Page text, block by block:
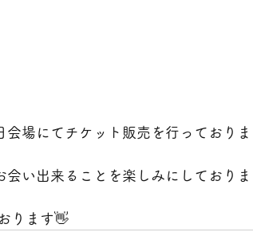
場にてチケット販売を行っており
い出来ることを楽しみにしており
ります👋